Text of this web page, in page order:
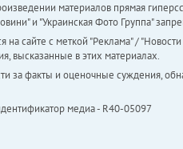
материалов прямая
и "Украинская Фото Группа"
сайте с меткой "Реклама" /
высказанные в этих материалах.
за факты и оценочные суждения,
медиа - R40-05097